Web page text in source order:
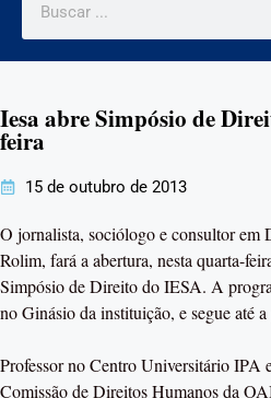
Iesa abre Simpósio de
feira
15 de outubro de 2013
O jornalista, sociólogo e consultor em
Rolim, fará a abertura, nesta quarta-
Simpósio de Direito do IESA. A
no Ginásio da instituição, e segue até
Professor no Centro Universitário IPA
Comissão de Direitos Humanos da